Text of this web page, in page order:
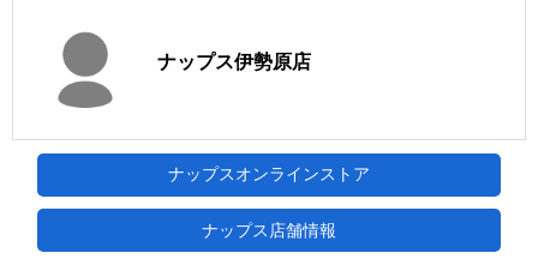
ナップス伊勢原店
ナップスオンラインストア
ナップス店舗情報